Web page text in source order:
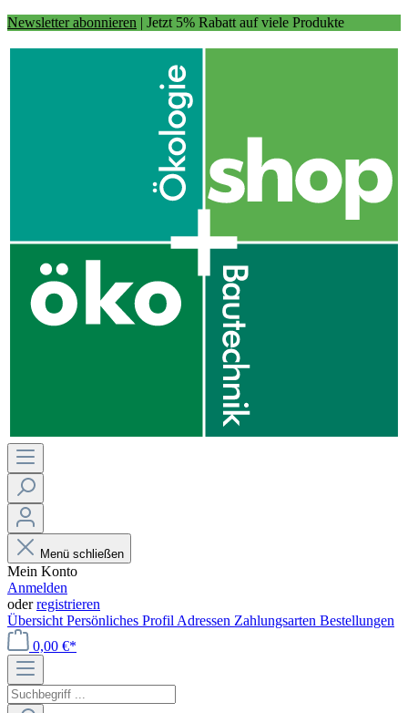
Newsletter abonnieren | Jetzt 5% Rabatt auf viele Produkte
Menü schließen
Mein Konto
Anmelden
oderregistrieren
Übersicht Persönliches Profil Adressen Zahlungsarten Bestellungen
0,00 €*